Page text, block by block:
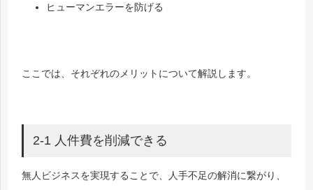
ヒューマンエラーを防げる
ここでは、それぞれのメリットについて解説します。
2-1 人件費を削減できる
無人ビジネスを実現することで、人手不足の解消に繋がり、